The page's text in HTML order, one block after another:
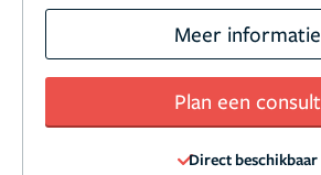
Meer informatie
Plan een consult
Direct beschikbaar